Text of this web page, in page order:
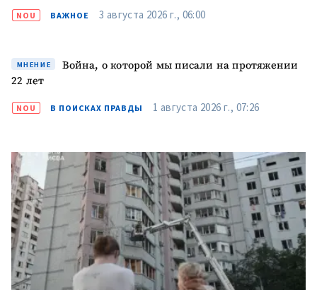
NOU ВАЖНОЕ 3 августа 2026 г., 06:00
МНЕНИЕ
Война, о которой мы писали на протяжении
22 лет
NOU В ПОИСКАХ ПРАВДЫ 1 августа 2026 г., 07:26